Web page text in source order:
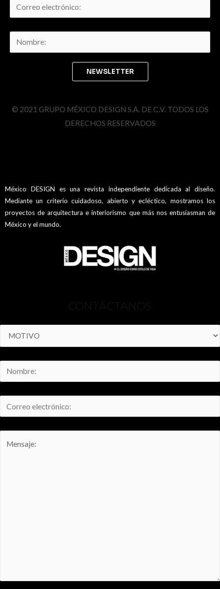
© 2021 GRUPO MÉXICO DESIGN S.A. DE C.V. TODOS LOS
DERECHOS RESERVADOS
México DESIGN es una revista independiente dedicada al diseño.
Mediante un criterio cuidadoso, abierto y ecléctico, mostramos los
proyectos de arquitectura e interiorismo que más nos entusiasman de
México y el mundo.
CONTÁCTANOS